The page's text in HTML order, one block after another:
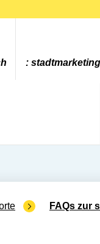
stadtmarketing
FAQs zur